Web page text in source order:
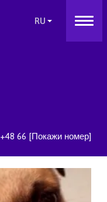
+48 66 [Покажи номер]